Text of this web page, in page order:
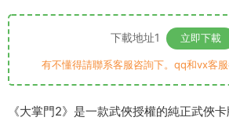
下載地址1 立即下載
有不懂得請聯系客服咨詢下。qq和vx客
《大掌門2》是一款武俠授權的純正武俠